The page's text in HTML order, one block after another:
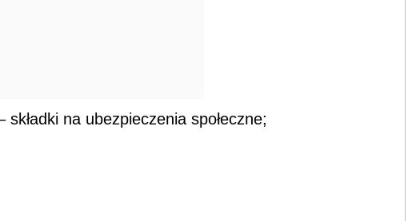
na ubezpieczenia społeczne;